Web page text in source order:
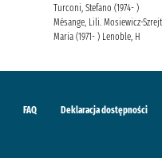
Turconi, Stefano (1974- )
Mésange, Lili. Mosiewicz-
Maria (1971- ) Lenoble, H
FAQ Deklaracja dostępności